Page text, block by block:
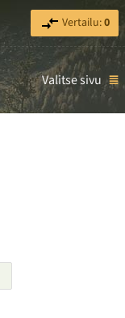
Vertailu:0
Valitse sivu